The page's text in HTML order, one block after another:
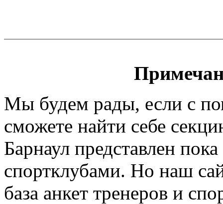
Мы будем рады, если с
сможете найти себе
Барнаул представлен
спортклубами. Но наш
база анкет тренеров и